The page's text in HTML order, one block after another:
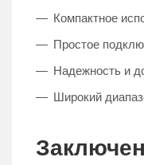
Компактное
Простое
Надежность и
Широкий